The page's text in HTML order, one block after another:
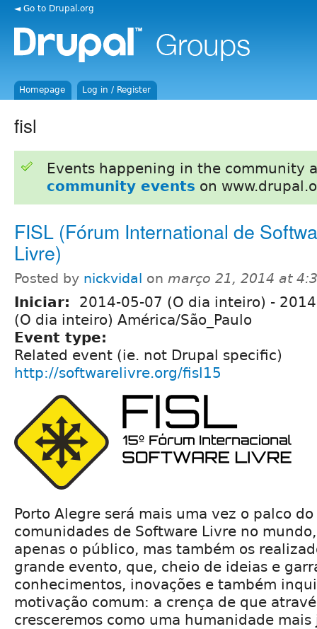
◄ Go to Drupal.org
Homepage Log in / Register
fisl
Events happening in the community
community events on
FISL (Fórum International de
Livre)
Posted by nickvidal on março 21, 2014 at
Iniciar: 2014-05-07 (O dia inteiro) -
(O dia inteiro) América/São_Paulo
Event type:
Related event (ie. not Drupal specific)
http://softwarelivre.org/fisl15
Porto Alegre será mais uma vez o palco
comunidades de Software Livre no
apenas o público, mas também os
grande evento, que, cheio de ideias e
conhecimentos, inovações e também
motivação comum: a crença de que
cresceremos como uma humanidade mais